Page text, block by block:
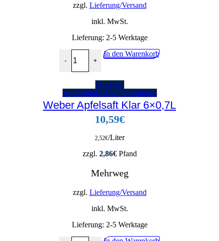
zzgl. Lieferung/Versand
inkl. MwSt.
Lieferung: 2-5 Werktage
-
Sinalco ACE 12x0,5L Menge
+
In den Warenkorb
Vorschau
zur Getränke-Liste hinzufügen
Weber Apfelsaft Klar 6×0,7L
10,59€
2,52€/Liter
zzgl. 2,86€Pfand
Mehrweg
zzgl. Lieferung/Versand
inkl. MwSt.
Lieferung: 2-5 Werktage